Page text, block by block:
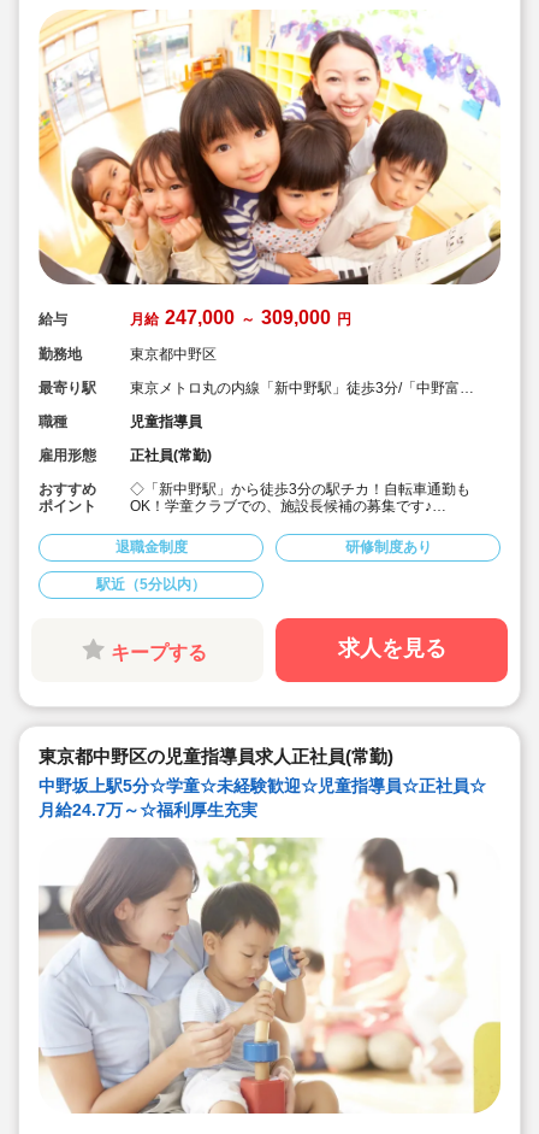
給与 月給 247,000 ～ 309,000 円
勤務地
東京都中野区
最寄り駅
東京メトロ丸の内線「新中野駅」徒歩3分/「中野富士
職種
児童指導員
雇用形態
正社員(常勤)
おすすめ
ポイント
◇「新中野駅」から徒歩3分の駅チカ！自転車通勤も
OK！学童クラブでの、施設長候補の募集です♪
ど、様々な資格を持った職員さんたちが働いています！
◇月給247,000円～309,000円★経験を考慮して加算され
ます♪
◇昇給も年1回、賞与は年2回！(前年度実績)
◇プライベートも大切にしながら働けます。
◇祝い金や表彰、休暇制度など、福利厚生が充実した法
人です。
◇ライフワークバランスを考慮し、職員がのびのびと働
◇地域の子どもたちの成長をサポートする、とてもやり
がいを感じられるお仕事です♪
退職金制度 研修制度あり
駅近（5分以内）
キープする 求人を見る
東京都中野区の児童指導員求人正社員(常勤)
中野坂上駅5分☆学童☆未経験歓迎☆児童指導員☆正社員☆
月給24.7万～☆福利厚生充実